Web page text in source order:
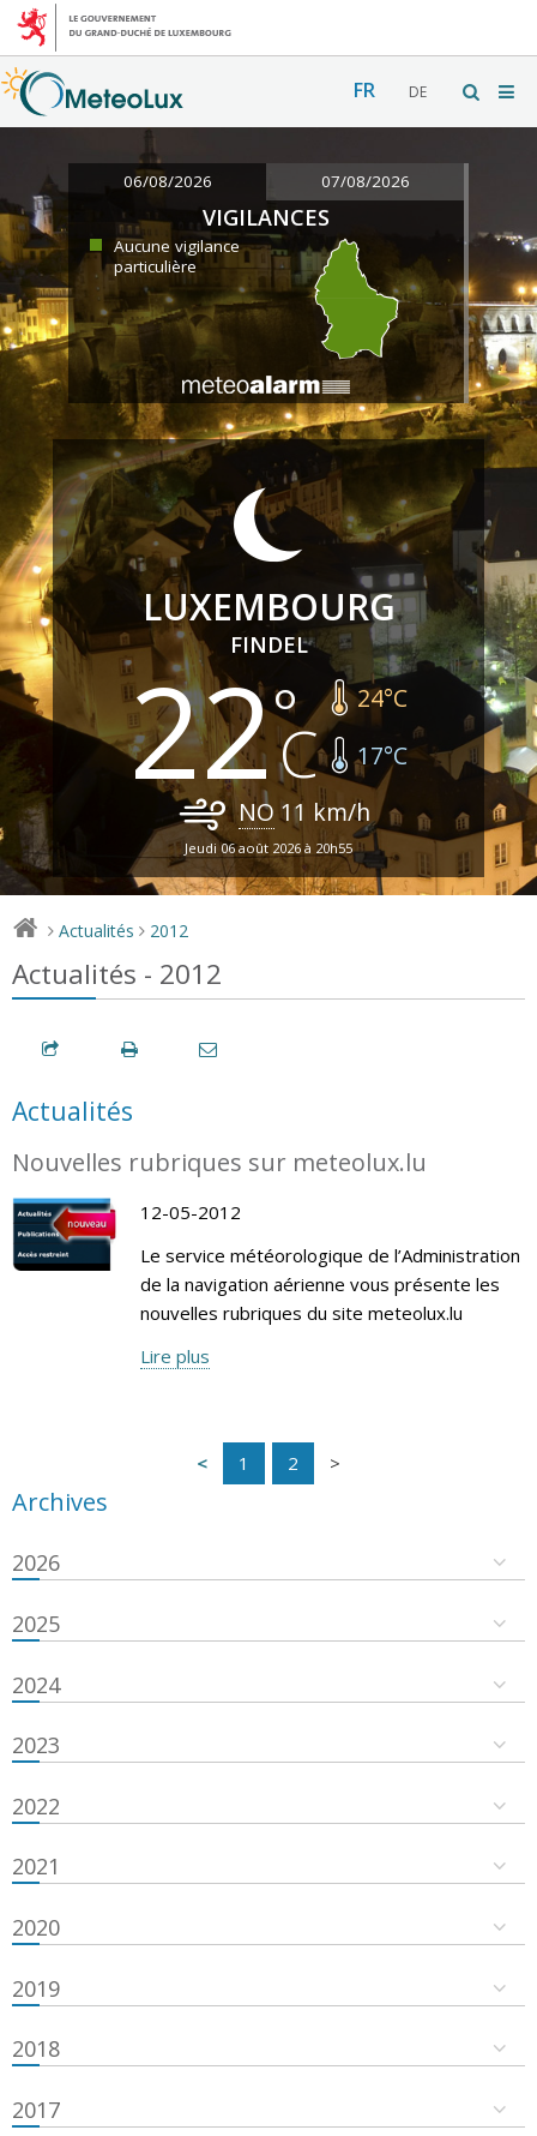
FR DE
06/08/2026 07/08/2026
VIGILANCES
Aucune vigilance
particulière
LUXEMBOURG
FINDEL
22 24°C
17°C
NO 11 km/h
Jeudi 06 août 2026 à 20h55
> Actualités > 2012
Actualités - 2012
Actualités
Nouvelles rubriques sur meteolux.lu
12-05-2012
Le service météorologique de l’Administration
de la navigation aérienne vous présente les
nouvelles rubriques du site meteolux.lu
Lire plus
1 2
Archives
2026
2025
2024
2023
2022
2021
2020
2019
2018
2017